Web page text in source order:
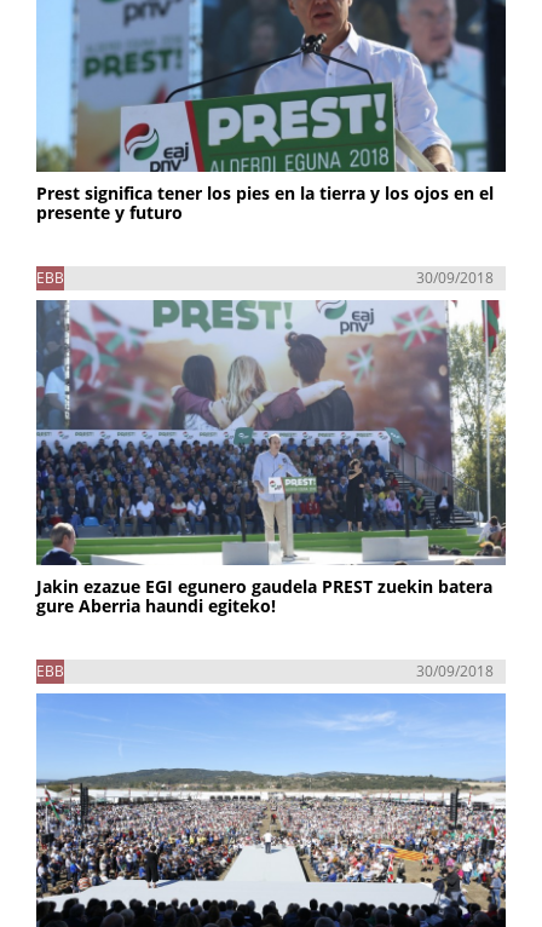
Prest significa tener los pies en la tierra y los ojos en el
presente y futuro
EBB 30/09/2018
Jakin ezazue EGI egunero gaudela PREST zuekin batera
gure Aberria haundi egiteko!
EBB 30/09/2018